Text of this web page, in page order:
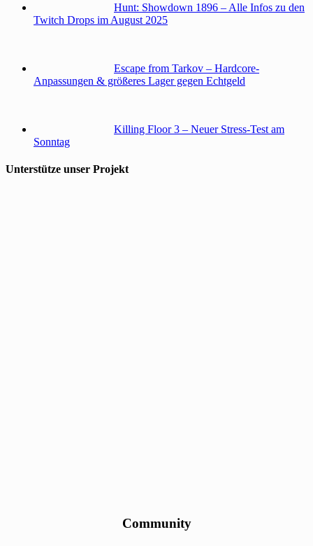
Hunt: Showdown 1896 – Alle Infos zu den
Twitch Drops im August 2025
Escape from Tarkov – Hardcore-
Anpassungen & größeres Lager gegen Echtgeld
Killing Floor 3 – Neuer Stress-Test am
Sonntag
Unterstütze unser Projekt
Community